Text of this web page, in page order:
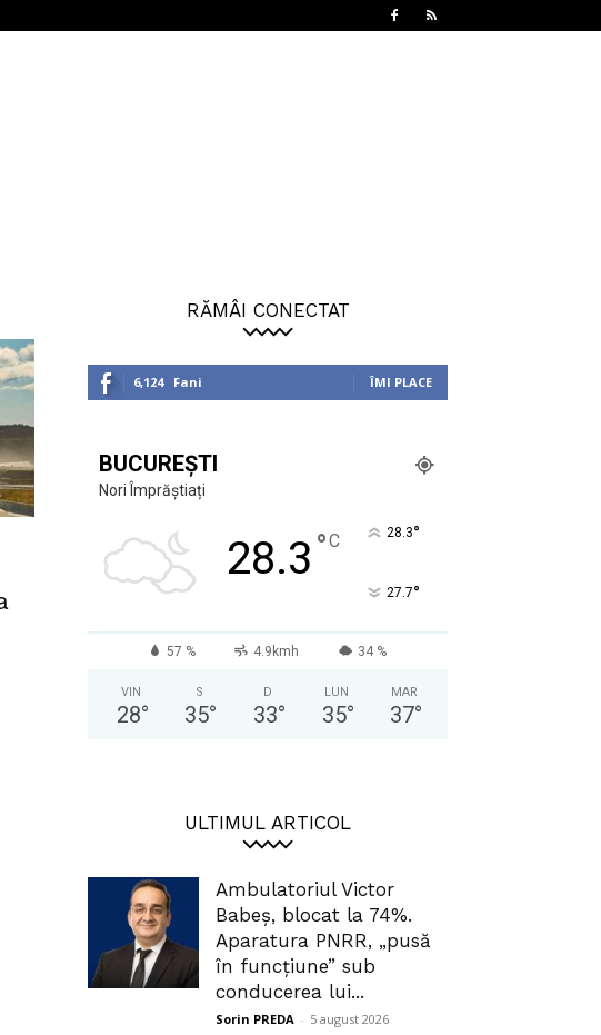
RĂMÂI CONECTAT
6,124 Fani ÎMI PLACE
BUCUREȘTI
Nori Împrăștiați
28.3 °C 28.3°
27.7°
57 % 4.9kmh 34 %
VIN
28°
S
35°
D
33°
LUN
35°
MAR
37°
ULTIMUL ARTICOL
Ambulatoriul Victor
Babeș, blocat la 74%.
Aparatura PNRR, „pusă
în funcțiune” sub
conducerea lui...
Sorin PREDA - 5 august 2026